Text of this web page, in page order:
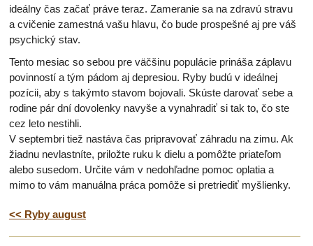
ideálny čas začať práve teraz. Zameranie sa na zdravú stravu
a cvičenie zamestná vašu hlavu, čo bude prospešné aj pre váš
psychický stav.
Tento mesiac so sebou pre väčšinu populácie prináša záplavu
povinností a tým pádom aj depresiou. Ryby budú v ideálnej
pozícii, aby s takýmto stavom bojovali. Skúste darovať sebe a
rodine pár dní dovolenky navyše a vynahradiť si tak to, čo ste
cez leto nestihli.
V septembri tiež nastáva čas pripravovať záhradu na zimu. Ak
žiadnu nevlastníte, priložte ruku k dielu a pomôžte priateľom
alebo susedom. Určite vám v nedohľadne pomoc oplatia a
mimo to vám manuálna práca pomôže si pretriediť myšlienky.
<< Ryby august